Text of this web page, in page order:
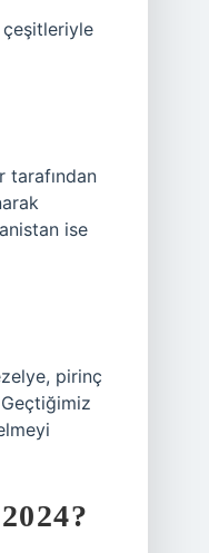
çeşitleriyle
tarafından
ise
pirinç
Geçtiğimiz